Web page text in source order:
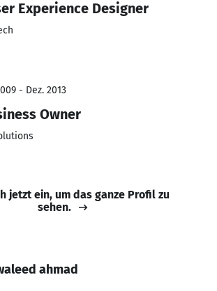
Experience Designer
- Dez. 2013
Owner
jetzt ein, um das ganze Profil zu
sehen.
ahmad